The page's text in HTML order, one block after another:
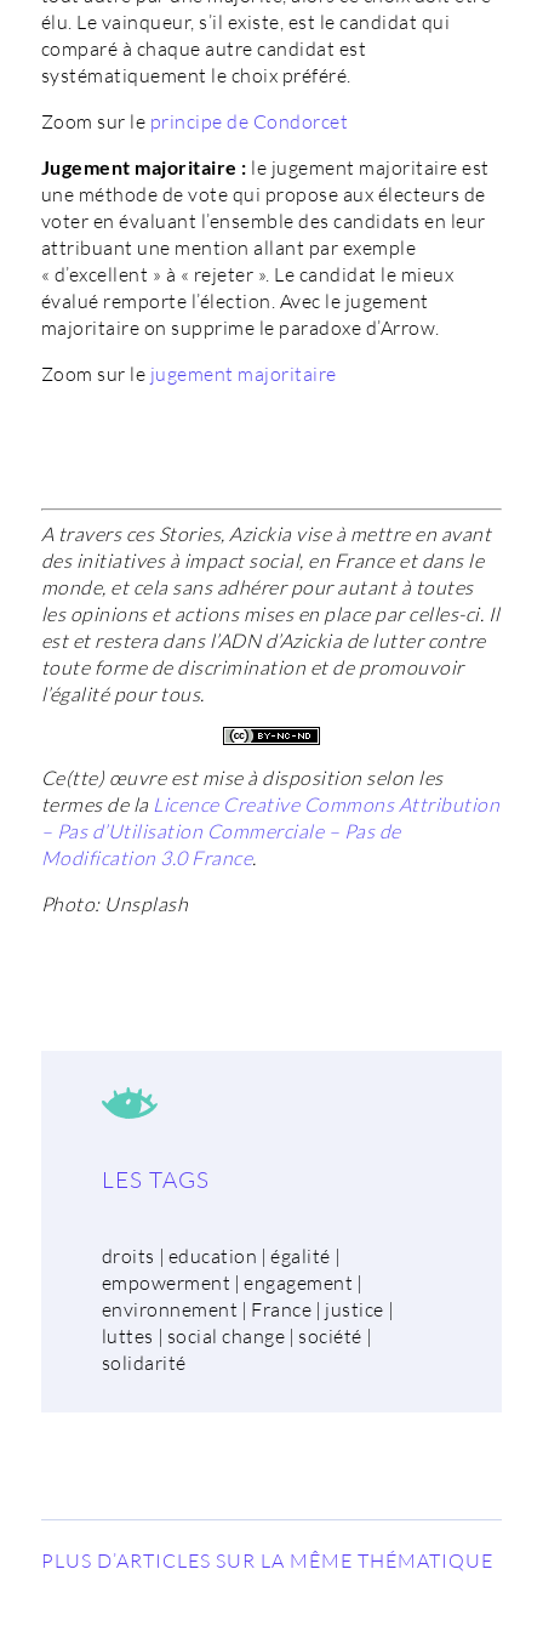
élu. Le vainqueur, s’il existe, est le candidat qui
comparé à chaque autre candidat est
systématiquement le choix préféré.
Zoom sur le principe de Condorcet
Jugement majoritaire : le jugement majoritaire est
une méthode de vote qui propose aux électeurs de
voter en évaluant l’ensemble des candidats en leur
attribuant une mention allant par exemple
« d’excellent » à « rejeter ». Le candidat le mieux
évalué remporte l’élection. Avec le jugement
majoritaire on supprime le paradoxe d’Arrow.
Zoom sur le jugement majoritaire
A travers ces Stories, Azickia vise à mettre en avant
des initiatives à impact social, en France et dans le
monde, et cela sans adhérer pour autant à toutes
les opinions et actions mises en place par celles-ci. Il
est et restera dans l’ADN d’Azickia de lutter contre
toute forme de discrimination et de promouvoir
l’égalité pour tous.
Ce(tte) œuvre est mise à disposition selon les
termes de la Licence Creative Commons Attribution
– Pas d’Utilisation Commerciale – Pas de
Modification 3.0 France.
Photo: Unsplash
LES TAGS
droits | education |égalité |
empowerment |engagement |
environnement | France | justice |
luttes | social change | société |
solidarité
PLUS D’ARTICLES SUR LA MÊME THÉMATIQUE